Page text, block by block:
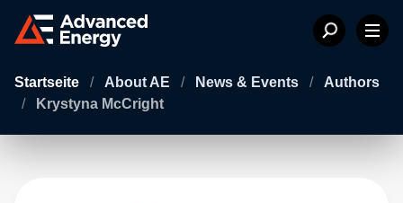
Startseite / About AE / News & Events /
Authors
/
Krystyna McCright